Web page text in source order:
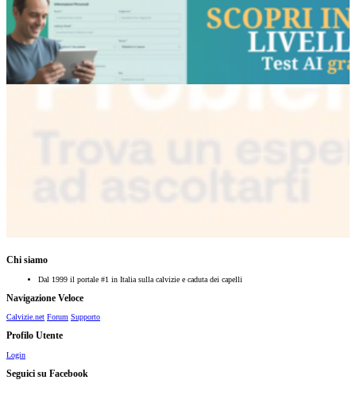
Chi siamo
Dal 1999 il portale #1 in Italia sulla calvizie e caduta dei capelli
Navigazione Veloce
Calvizie.net Forum Supporto
Profilo Utente
Login
Seguici su Facebook